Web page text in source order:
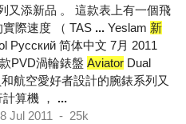
又添新品 。 這款表上有一個飛
際速度 （ TAS ... Yeslam 新
Pусский 简体中文 7月 2011
PVD渦輪錶盤 Aviator Dual
航空愛好者設計的腕錶系列又
算機 ， ...
Jul 2011 - 25k